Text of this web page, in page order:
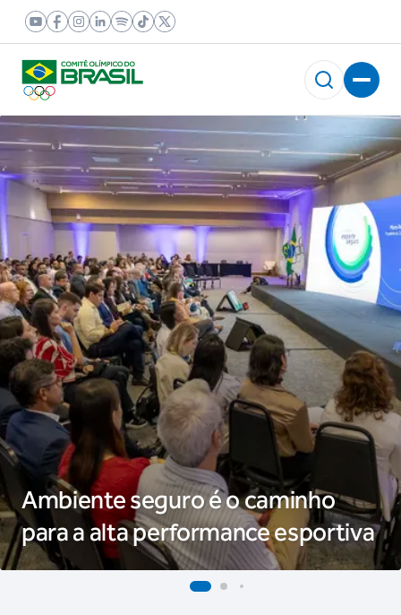
Ambiente seguro é o caminho
para a alta performance esportiva